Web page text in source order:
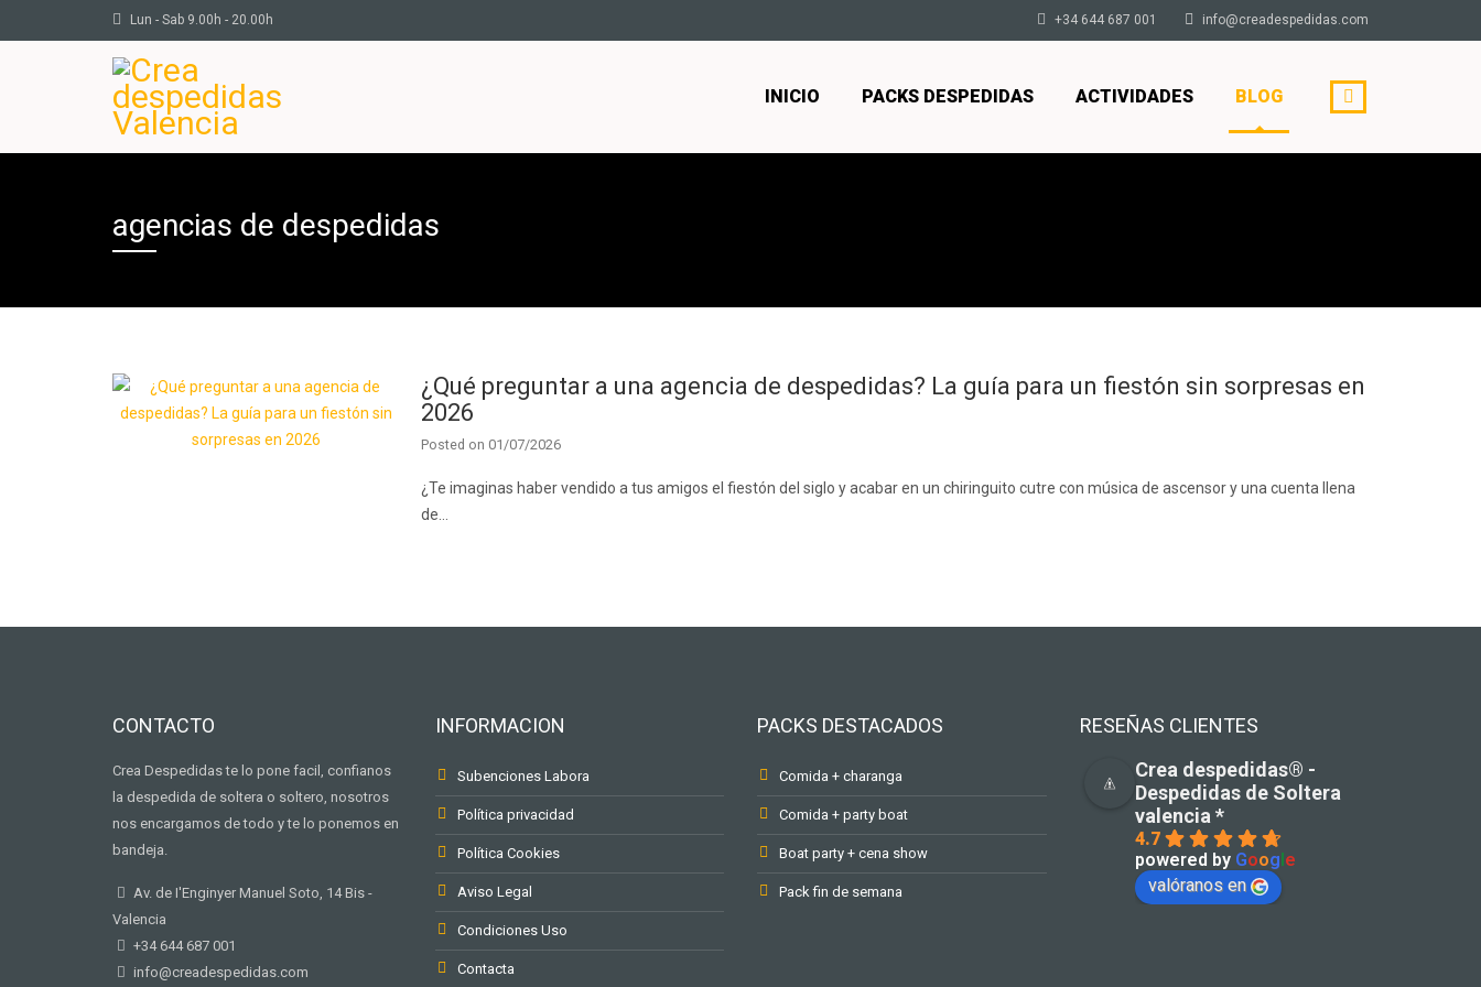
Lun - Sab 9.00h - 20.00h +34 644 687 001 info@creadespedidas.com
INICIO PACKS DESPEDIDAS ACTIVIDADES BLOG
agencias de despedidas
¿Qué preguntar a una agencia de despedidas? La guía para un fiestón sin sorpresas en
2026
Posted on 01/07/2026
¿Te imaginas haber vendido a tus amigos el fiestón del siglo y acabar en un chiringuito cutre con música de ascensor y una cuenta llena
de…
CONTACTO
Crea Despedidas te lo pone facil, confianos
la despedida de soltera o soltero, nosotros
nos encargamos de todo y te lo ponemos en
bandeja.
Av. de I'Enginyer Manuel Soto, 14 Bis -
Valencia
+34 644 687 001
info@creadespedidas.com
INFORMACION
Subenciones Labora
Política privacidad
Política Cookies
Aviso Legal
Condiciones Uso
Contacta
PACKS DESTACADOS
Comida + charanga
Comida + party boat
Boat party + cena show
Pack fin de semana
RESEÑAS CLIENTES
Crea despedidas®️ -
Despedidas de Soltera
valencia *
4.7
powered by Google
valóranos en